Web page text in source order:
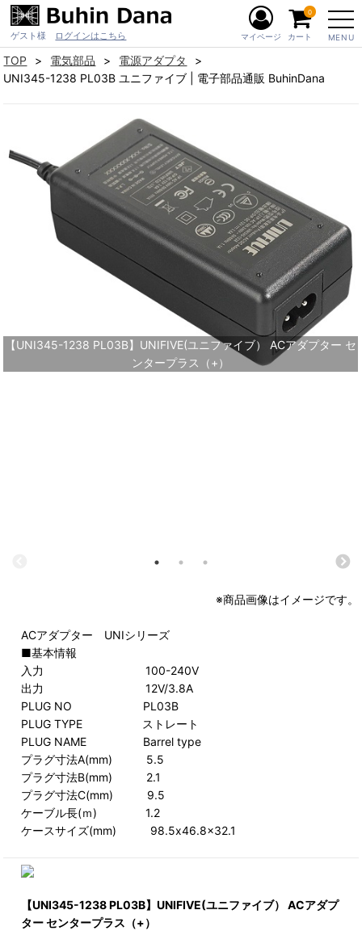
ゲスト様 ログインはこちら MENU
マイページ カート
0
TOP 電気部品
電源アダプタ
UNI345-1238 PL03B ユニファイブ | 電子部品通販 BuhinDana
【UNI345-1238 PL03B】UNIFIVE(ユニファイブ） ACアダプター セ
ンタープラス（+）
※商品画像はイメージです。
ACアダプター UNIシリーズ
■基本情報
入力 100-240V
出力 12V/3.8A
PLUG NO PL03B
PLUG TYPE ストレート
PLUG NAME Barrel type
プラグ寸法A(mm) 5.5
プラグ寸法B(mm) 2.1
プラグ寸法C(mm) 9.5
ケーブル長(ｍ) 1.2
ケースサイズ(mm) 98.5x46.8x32.1
【UNI345-1238 PL03B】UNIFIVE(ユニファイブ） ACアダプ
ター センタープラス（+）